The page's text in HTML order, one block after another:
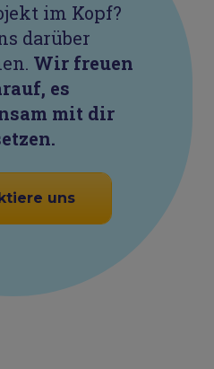
im Kopf?
darüber
Wir freuen
es
mit dir
uns